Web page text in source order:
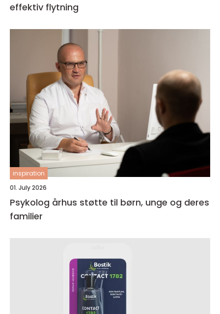
effektiv flytning
inspiration
01. July 2026
Psykolog århus støtte til børn, unge og deres
familier